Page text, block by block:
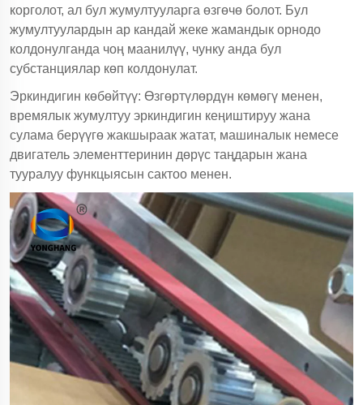
корголот, ал бул жумултууларга өзгөчө болот. Бул
жумултуулардын ар кандай жеке жамандык орнодо
колдонулганда чоң маанилүү, чунку анда бул
субстанциялар көп колдонулат.
Эркиндигин көбөйтүү: Өзгөртүлөрдүн көмөгү менен,
времялык жумултуу эркиндигин кеңиштируу жана
сулама берүүгө жакшыраак жатат, машиналык немесе
двигатель элементтеринин дөрүс таңдарын жана
тууралуу функцыясын сактоо менен.